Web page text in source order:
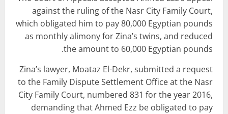
against the ruling of the Nasr City Family Court,
which obligated him to pay 80,000 Egyptian pounds
as monthly alimony for Zina’s twins, and reduced
the amount to 60,000 Egyptian pounds.
Zina’s lawyer, Moataz El-Dekr, submitted a request
to the Family Dispute Settlement Office at the Nasr
City Family Court, numbered 831 for the year 2016,
demanding that Ahmed Ezz be obligated to pay